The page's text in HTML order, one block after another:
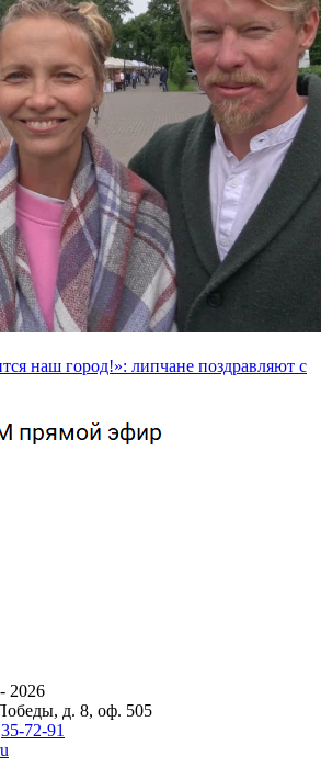
наш город!»: липчане поздравляют с
2026
д. 8, оф. 505
35-72-91